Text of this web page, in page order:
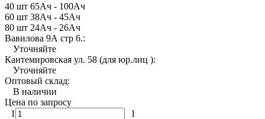
40 шт 65Ач - 100Ач
60 шт 38Ач - 45Ач
80 шт 24Ач - 26Ач
Вавилова 9А стр 6.:
Уточняйте
Кантемировская ул. 58 (для юр.лиц ):
Уточняйте
Оптовый склад:
В наличии
Цена по запросу
1
1